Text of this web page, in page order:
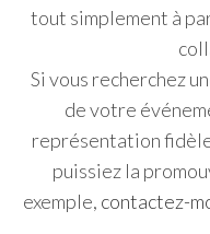
tout simplement à
Si vous recherchez
de votre
représentation
puissiez la
exemple, contactez-